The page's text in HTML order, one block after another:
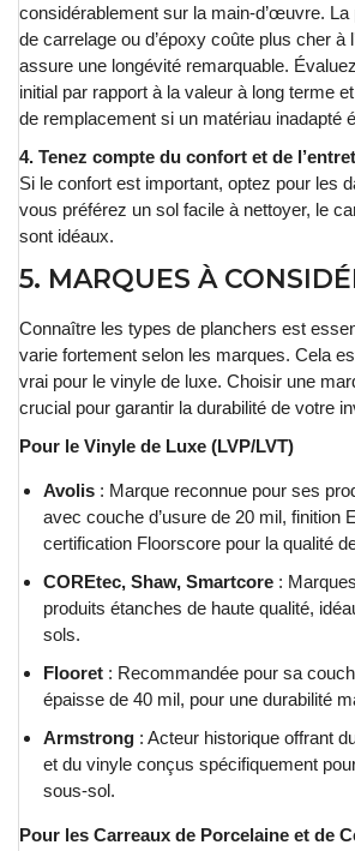
considérablement sur la main-d’œuvre.
de carrelage ou d’époxy coûte plus cher à
assure une longévité remarquable.
initial par rapport à la valeur à long terme
de remplacement si un matériau inadapté
4. Tenez compte du confort et de
Si le confort est important, optez pour les
vous préférez un sol facile à nettoyer, le
sont idéaux.
5. MARQUES À
Connaître les types de planchers est
varie fortement selon les marques. Cela
vrai pour le vinyle de luxe. Choisir une
crucial pour garantir la durabilité de votre
Pour le Vinyle de Luxe (LVP/LVT)
Avolis : Marque reconnue pour ses
avec couche d’usure de 20 mil, finition
certification Floorscore pour la qualité
COREtec, Shaw, Smartcore :
produits étanches de haute qualité,
sols.
Flooret : Recommandée pour sa
épaisse de 40 mil, pour une durabilité
Armstrong : Acteur historique offrant
et du vinyle conçus spécifiquement
sous-sol.
Pour les Carreaux de Porcelaine et de